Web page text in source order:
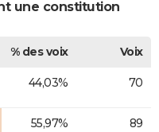
une constitution
% des voix
Voix
44,03% 70
55,97% 89